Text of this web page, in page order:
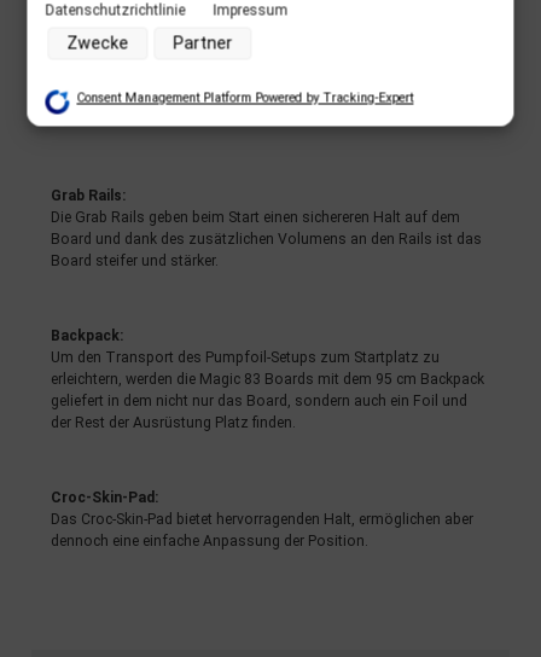
Konkaves Deck:
richtigen Fußplatzierung, da man ein besseres Gefühl für die
Grab Rails:
Die Grab Rails geben beim Start einen sichereren Halt auf dem
Board und dank des zusätzlichen Volumens an den Rails ist das
Board steifer und stärker.
Backpack:
Um den Transport des Pumpfoil-Setups zum Startplatz zu
erleichtern, werden die Magic 83 Boards mit dem 95 cm Backpack
geliefert in dem nicht nur das Board, sondern auch ein Foil und
der Rest der Ausrüstung Platz finden.
Croc-Skin-Pad:
Das Croc-Skin-Pad bietet hervorragenden Halt, ermöglichen aber
dennoch eine einfache Anpassung der Position.
Zwecke der Datenverarbeitung durch unsere Partner:
Speichern von oder Zugriff auf Informationen auf einem
Erstellung von Profilen für personalisierte Werbung
Verwendung von Profilen zur Auswahl personalisierter Werbung
Messung der Performance von Inhalten
Analyse von Zielgruppen durch Statistiken oder Kombinationen
von Daten aus verschiedenen Quellen
Entwicklung und Verbesserung der Angebote
Verwendung genauer Standortdaten
Endgeräteeigenschaften zur Identifikation aktiv abfragen
Datenschutzrichtlinie Impressum
Zwecke Partner
Consent Management Platform Powered by Tracking-Expert